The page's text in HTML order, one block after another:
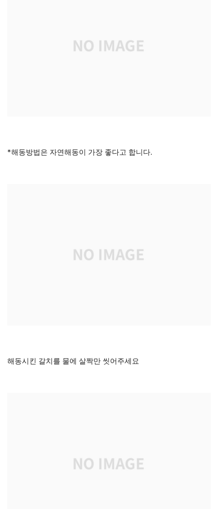
*해동방법은 자연해동이 가장 좋다고 합니다.
해동시킨 갈치를 물에 살짝만 씻어주세요